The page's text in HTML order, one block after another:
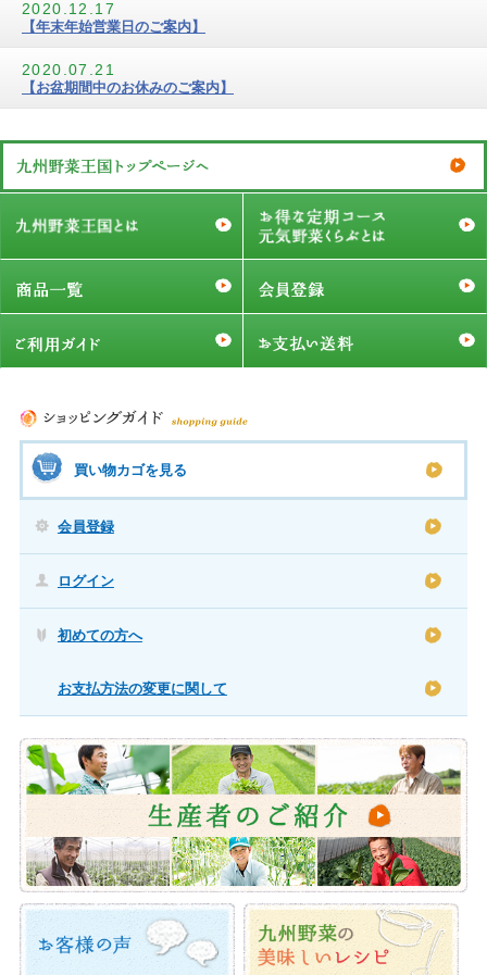
2020.12.17
【年末年始営業日のご案内】
2020.07.21
【お盆期間中のお休みのご案内】
買い物カゴを見る
会員登録
ログイン
初めての方へ
お支払方法の変更に関して